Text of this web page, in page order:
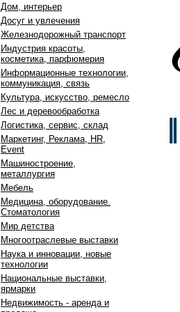
Дом, интерьер
Досуг и увлечения
Железнодорожный транспорт
Индустрия красоты,
косметика, парфюмерия
Информационные технологии,
коммуникация, связь
Культура, искусство, ремесло
Лес и деревообработка
Логистика, сервис, склад
Маркетинг, Реклама, HR,
Event
Машиностроение,
металлургия
Мебель
Медицина, оборудование.
Стоматология
Мир детства
Многоотраслевые выставки
Наука и инновации, новые
технологии
Национальные выставки,
ярмарки
Недвижимость - аренда и